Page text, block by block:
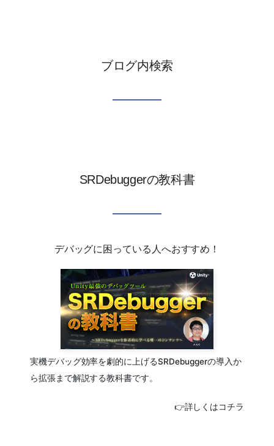
ブログ内検索
SRDebuggerの教科書
デバッグに困っている人へおすすめ！
実機デバッグ効率を劇的に上げるSRDebuggerの導入か
ら拡張まで解説する教科書です。
👉詳しくはコチラ